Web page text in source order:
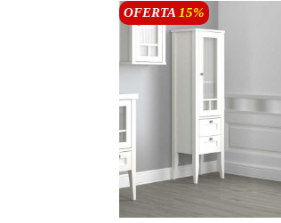
OFERTA 15%